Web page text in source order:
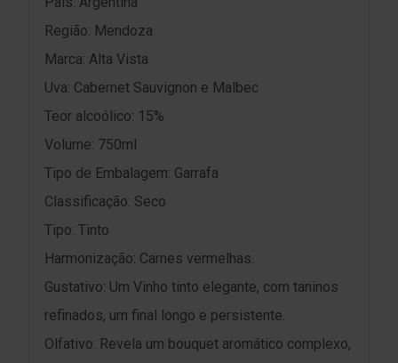
Região: Mendoza
Marca: Alta Vista
Uva: Cabernet Sauvignon e Malbec
Teor alcoólico: 15%
Volume: 750ml
Tipo de Embalagem: Garrafa
Classificação: Seco
Tipo: Tinto
Harmonização: Carnes vermelhas.
Gustativo: Um Vinho tinto elegante, com taninos
refinados, um final longo e persistente.
Olfativo: Revela um bouquet aromático complexo,